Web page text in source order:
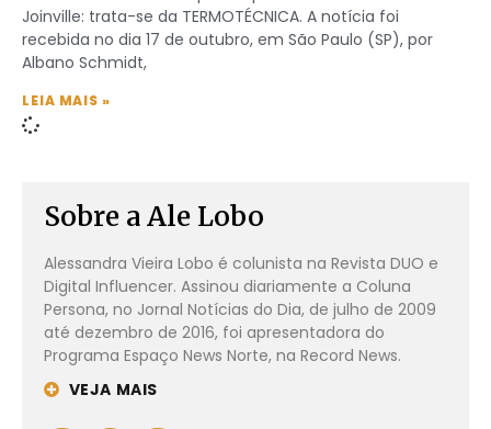
Joinville: trata-se da TERMOTÉCNICA. A notícia foi
recebida no dia 17 de outubro, em São Paulo (SP), por
Albano Schmidt,
LEIA MAIS »
Sobre a Ale Lobo
Alessandra Vieira Lobo é colunista na Revista DUO e
Digital Influencer. Assinou diariamente a Coluna
Persona, no Jornal Notícias do Dia, de julho de 2009
até dezembro de 2016, foi apresentadora do
Programa Espaço News Norte, na Record News.
VEJA MAIS